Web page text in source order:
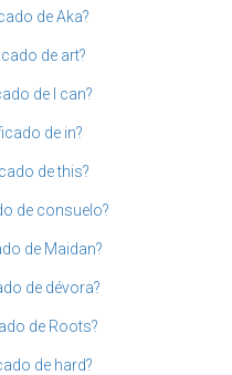
de Aka?
de art?
de I can?
de in?
de this?
de consuelo?
de Maidan?
de dévora?
de Roots?
de hard?